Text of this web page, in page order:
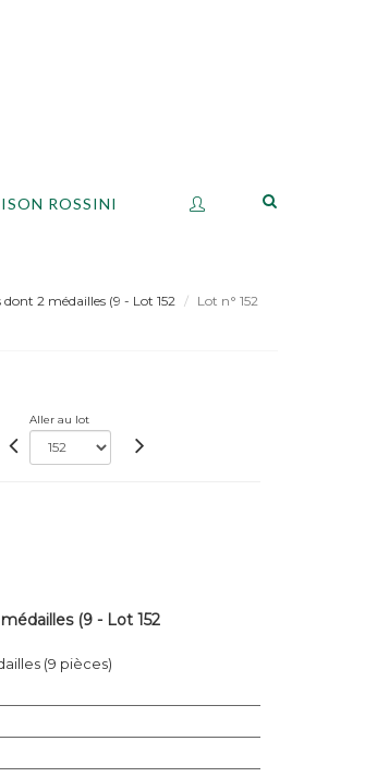
ROSSINI
2 médailles (9 - Lot 152 Lot n° 152
Aller au lot
(9 - Lot 152
(9 pièces)